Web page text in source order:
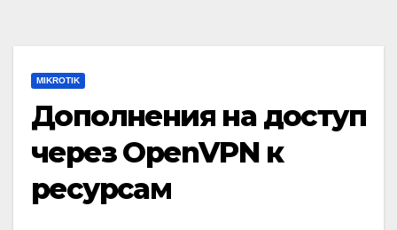
MIKROTIK
Дополнения на доступ
через OpenVPN к
ресурсам